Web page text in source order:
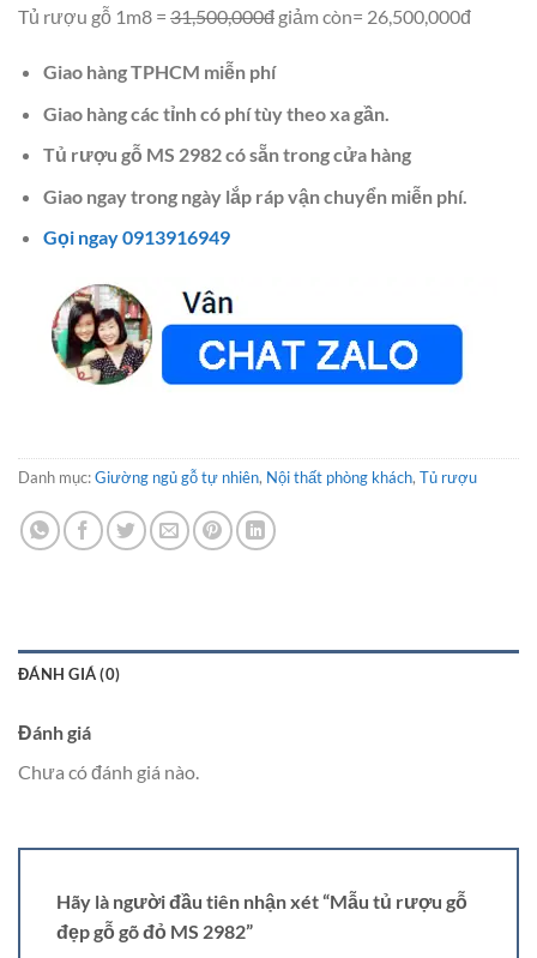
Tủ rượu gỗ 1m8 = 31,500,000đ giảm còn= 26,500,000đ
Giao hàng TPHCM miễn phí
Giao hàng các tỉnh có phí tùy theo xa gần.
Tủ rượu gỗ MS 2982 có sẵn trong cửa hàng
Giao ngay trong ngày lắp ráp vận chuyển miễn phí.
Gọi ngay 0913916949
Danh mục:Giường ngủ gỗ tự nhiên, Nội thất phòng khách, Tủ rượu
ĐÁNH GIÁ (0)
Đánh giá
Chưa có đánh giá nào.
Hãy là người đầu tiên nhận xét “Mẫu tủ rượu gỗ
đẹp gỗ gõ đỏ MS 2982”